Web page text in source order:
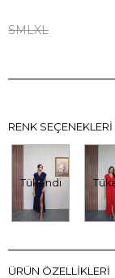
SMLXL
RENK SEÇENEKLERI
Tükendi
ÜRÜN ÖZELLIKLERI